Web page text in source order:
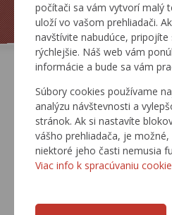
počítači sa vám vytvorí malý
uloží vo vašom prehliadači.
navštívite nabudúce,
rýchlejšie. Náš web vám
informácie a bude sa vám
Súbory cookies používame
analýzu návštevnosti a
stránok. Ak si nastavíte
vášho prehliadača, je
niektoré jeho časti nemusia
Viac info k spracúvaniu
ŽIADOSTI